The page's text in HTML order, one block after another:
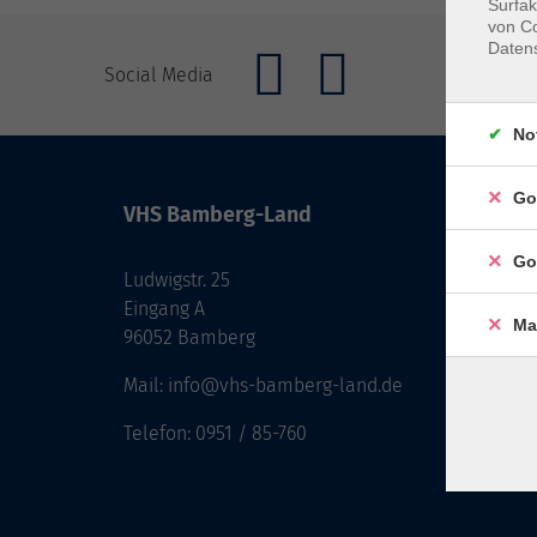
Social Media
VHS Bamberg-Land
Ludwigstr. 25
Eingang A
96052 Bamberg
Mail: info@vhs-bamberg-land.de
Telefon: 0951 / 85-760
von